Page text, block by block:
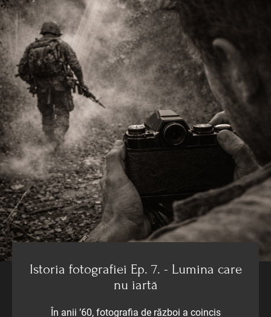
Istoria fotografiei Ep. 7. - Lumina care
nu iartă
În anii ’60, fotografia de război a coincis